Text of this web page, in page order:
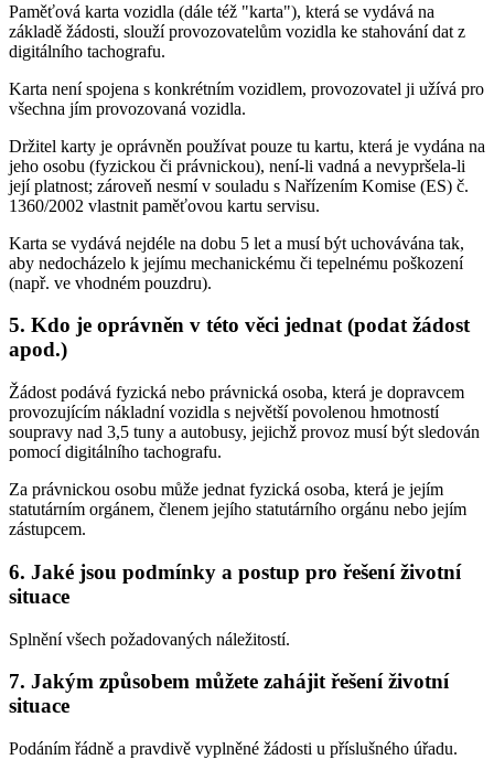
Paměťová karta vozidla (dále též "karta"), která se vydává na
základě žádosti, slouží provozovatelům vozidla ke stahování dat z
digitálního tachografu.
Karta není spojena s konkrétním vozidlem, provozovatel ji užívá pro
všechna jím provozovaná vozidla.
Držitel karty je oprávněn používat pouze tu kartu, která je vydána na
jeho osobu (fyzickou či právnickou), není-li vadná a nevypršela-li
její platnost; zároveň nesmí v souladu s Nařízením Komise (ES) č.
1360/2002 vlastnit paměťovou kartu servisu.
Karta se vydává nejdéle na dobu 5 let a musí být uchovávána tak,
aby nedocházelo k jejímu mechanickému či tepelnému poškození
(např. ve vhodném pouzdru).
5. Kdo je oprávněn v této věci jednat (podat žádost
apod.)
Žádost podává fyzická nebo právnická osoba, která je dopravcem
provozujícím nákladní vozidla s největší povolenou hmotností
soupravy nad 3,5 tuny a autobusy, jejichž provoz musí být sledován
pomocí digitálního tachografu.
Za právnickou osobu může jednat fyzická osoba, která je jejím
statutárním orgánem, členem jejího statutárního orgánu nebo jejím
zástupcem.
6. Jaké jsou podmínky a postup pro řešení životní
situace
Splnění všech požadovaných náležitostí.
7. Jakým způsobem můžete zahájit řešení životní
situace
Podáním řádně a pravdivě vyplněné žádosti u příslušného úřadu.